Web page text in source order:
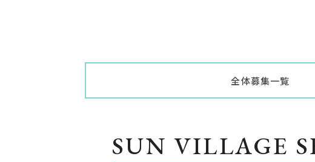
全体募集一覧
SUN VILLAGE